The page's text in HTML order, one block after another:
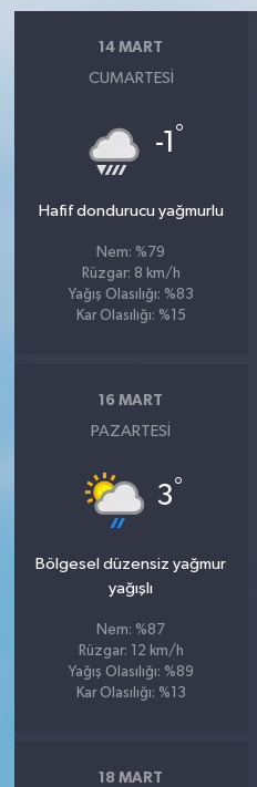
14 MART
CUMARTESI
-1 °
Hafif dondurucu yağmurlu
Nem: %79
Rüzgar: 8 km/h
Yağış Olasılığı: %83
Kar Olasılığı: %15
16 MART
PAZARTESI
3°
Bölgesel düzensiz yağmur
yağışlı
Nem: %87
Rüzgar: 12 km/h
Yağış Olasılığı: %89
Kar Olasılığı: %13
18 MART